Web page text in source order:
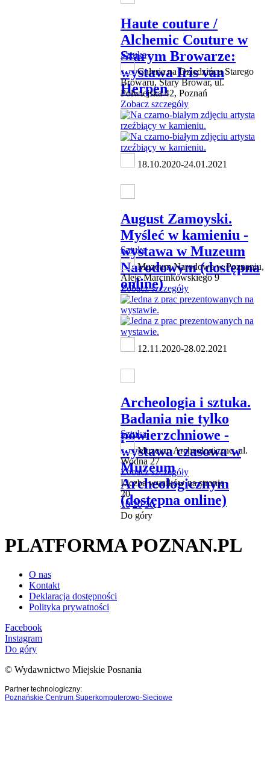
Haute couture /
Alchemic Couture w
Starym Browarze:
wystawa Iris van
Herpen
Sztuka
Galeria na Dziedzińcu Starego
Browaru, Stary Browar, ul.
Półwiejska 42, Poznań
Zobacz szczegóły
18.10.2020-24.01.2021
August Zamoyski.
Myśleć w kamieniu -
wystawa w Muzeum
Narodowym (dostępna
online)
Sztuka
Muzeum Narodowe w Poznaniu,
Aleje Marcinkowskiego 9
Zobacz szczegóły
12.11.2020-28.02.2021
Archeologia i sztuka.
Badania nie tylko
powierzchniowe -
wystawa czasowa w
Muzeum
Archeologicznym
(dostępna online)
Sztuka
Muzeum Archeologiczne, ul.
Wodna 27
Zobacz szczegóły
Liczba wyników na stronie
20
10 20 30
Do góry
PLATFORMA POZNAN.PL
O nas
Kontakt
Deklaracja dostępności
Polityka prywatności
Facebook
Instagram
Do góry
© Wydawnictwo Miejskie Posnania
Partner technologiczny:
Poznańskie Centrum Superkomputerowo-Sieciowe